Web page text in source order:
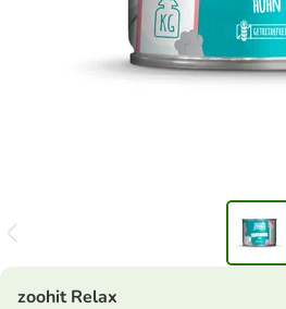
zoohit Relax